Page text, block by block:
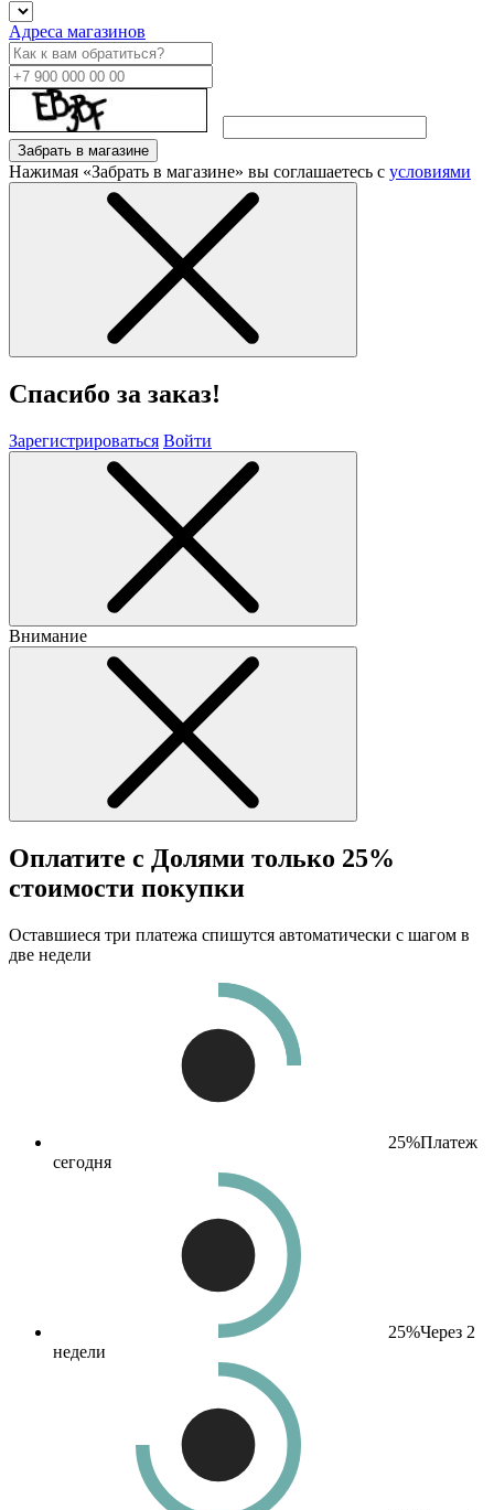
Адреса магазинов
Забрать в магазине
Нажимая «Забрать в магазине» вы соглашаетесь с условиями
Спасибо за заказ!
Зарегистрироваться Войти
Внимание
Оплатите с Долями только 25%
стоимости покупки
Оставшиеся три платежа спишутся автоматически с шагом в
две недели
25%Платеж
сегодня
25%Через 2
недели